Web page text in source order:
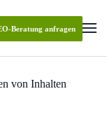
Beratung anfragen
von Inhalten